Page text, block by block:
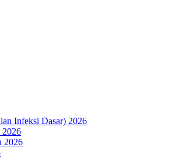
Infeksi Dasar) 2026
2026
2026